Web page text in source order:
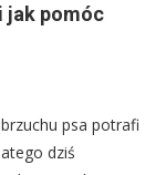
jak pomóc
psa potrafi
dziś